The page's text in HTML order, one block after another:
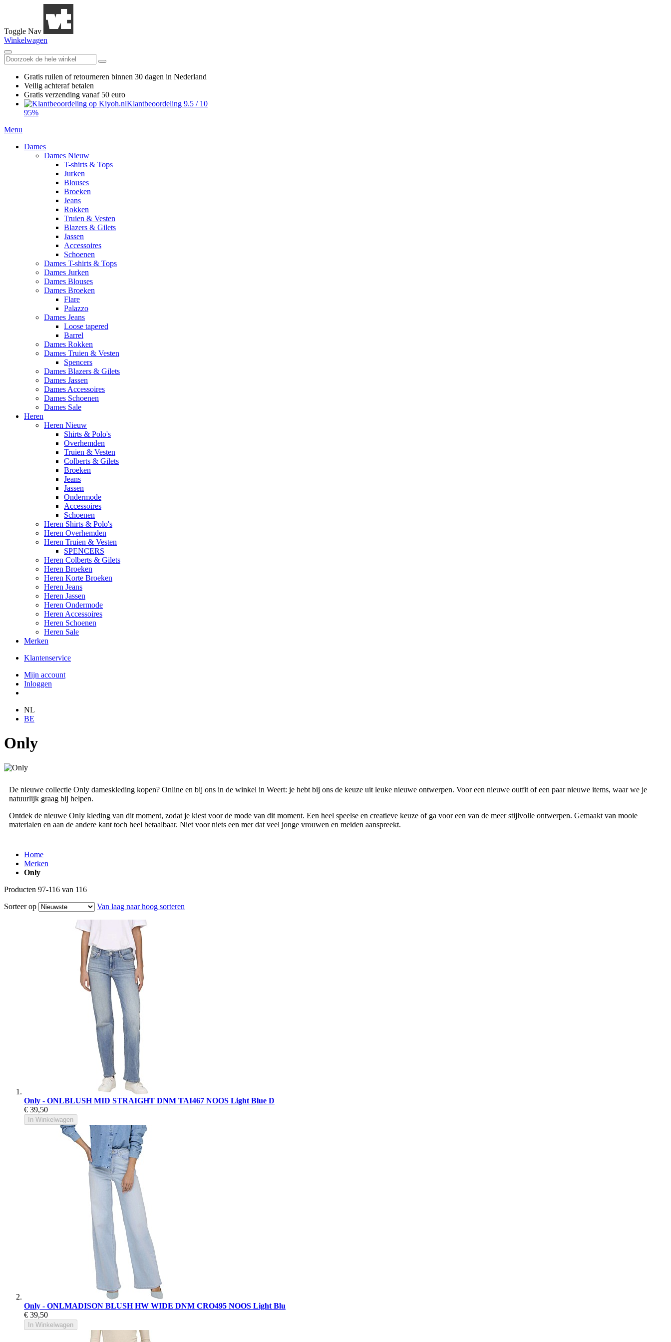
Toggle Nav
Winkelwagen
Gratis ruilen of retourneren binnen 30 dagen in Nederland
Veilig achteraf betalen
Gratis verzending vanaf 50 euro
Klantbeoordeling 9.5 / 10
95%
Menu
Dames
Dames Nieuw
T-shirts & Tops
Jurken
Blouses
Broeken
Jeans
Rokken
Truien & Vesten
Blazers & Gilets
Jassen
Accessoires
Schoenen
Dames T-shirts & Tops
Dames Jurken
Dames Blouses
Dames Broeken
Flare
Palazzo
Dames Jeans
Loose tapered
Barrel
Dames Rokken
Dames Truien & Vesten
Spencers
Dames Blazers & Gilets
Dames Jassen
Dames Accessoires
Dames Schoenen
Dames Sale
Heren
Heren Nieuw
Shirts & Polo's
Overhemden
Truien & Vesten
Colberts & Gilets
Broeken
Jeans
Jassen
Ondermode
Accessoires
Schoenen
Heren Shirts & Polo's
Heren Overhemden
Heren Truien & Vesten
SPENCERS
Heren Colberts & Gilets
Heren Broeken
Heren Korte Broeken
Heren Jeans
Heren Jassen
Heren Ondermode
Heren Accessoires
Heren Schoenen
Heren Sale
Merken
Klantenservice
Mijn account
Inloggen
NL
BE
Only
De nieuwe collectie Only dameskleding kopen? Online en bij ons in de winkel in Weert: je hebt bij ons de keuze uit leuke nieuwe ontwerpen. Voor een nieuwe outfit of een paar nieuwe items, waar we je
natuurlijk graag bij helpen.
Ontdek de nieuwe Only kleding van dit moment, zodat je kiest voor de mode van dit moment. Een heel speelse en creatieve keuze of ga voor een van de meer stijlvolle ontwerpen. Gemaakt van mooie
materialen en aan de andere kant toch heel betaalbaar. Niet voor niets een mer dat veel jonge vrouwen en meiden aanspreekt.
Home
Merken
Only
Producten 97-116 van 116
Sorteer op
Van laag naar hoog sorteren
Only - ONLBLUSH MID STRAIGHT DNM TAI467 NOOS Light Blue D
€ 39,50
In Winkelwagen
Only - ONLMADISON BLUSH HW WIDE DNM CRO495 NOOS Light Blu
€ 39,50
In Winkelwagen